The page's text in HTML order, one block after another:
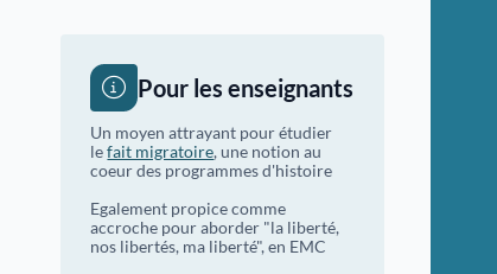
Pour les enseignants
Un moyen attrayant pour étudier
le fait migratoire, une notion au
coeur des programmes d'histoire
Egalement propice comme
accroche pour aborder "la liberté,
nos libertés, ma liberté", en EMC